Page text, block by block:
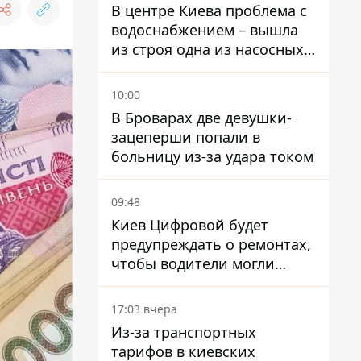
В центре Киева проблема с
водоснабжением – вышла
из строя одна из насосных
станций
10:00
В Броварах две девушки-
зацеперши попали в
больницу из-за удара током
09:48
Киев Цифровой будет
предупреждать о ремонтах,
чтобы водители могли
избегать участков с
пробками
17:03 вчера
Из-за транспортных
тарифов в киевских